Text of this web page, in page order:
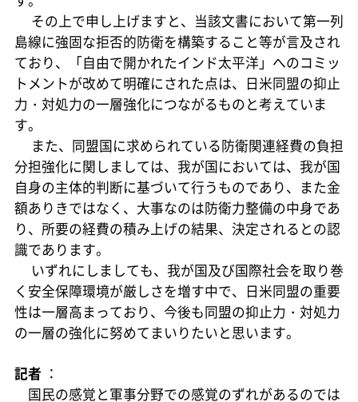
その上で申し上げますと、当該文書において第一列
島線に強固な拒否的防衛を構築すること等が言及され
ており、「自由で開かれたインド太平洋」へのコミッ
トメントが改めて明確にされた点は、日米同盟の抑止
力・対処力の一層強化につながるものと考えていま
す。
また、同盟国に求められている防衛関連経費の負担
分担強化に関しましては、我が国においては、我が国
自身の主体的判断に基づいて行うものであり、また金
額ありきではなく、大事なのは防衛力整備の中身であ
り、所要の経費の積み上げの結果、決定されるとの認
識であります。
いずれにしましても、我が国及び国際社会を取り巻
く安全保障環境が厳しさを増す中で、日米同盟の重要
性は一層高まっており、今後も同盟の抑止力・対処力
の一層の強化に努めてまいりたいと思います。
記者 ：
国民の感覚と軍事分野での感覚のずれがあるのでは